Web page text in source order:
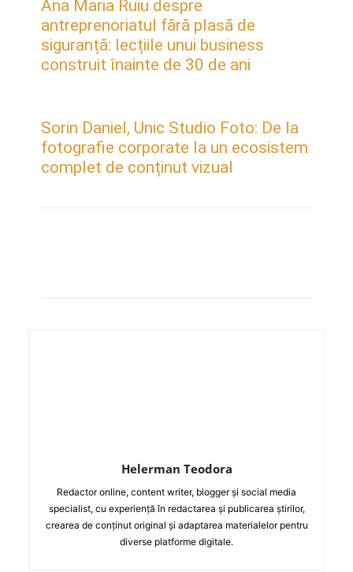
Ana Maria Ruiu despre
antreprenoriatul fără plasă de
siguranță: lecțiile unui business
construit înainte de 30 de ani
Sorin Daniel, Unic Studio Foto: De la
fotografie corporate la un ecosistem
complet de conținut vizual
Helerman Teodora
Redactor online, content writer, blogger și social media
specialist, cu experiență în redactarea și publicarea știrilor,
crearea de conținut original și adaptarea materialelor pentru
diverse platforme digitale.